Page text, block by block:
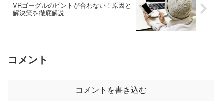
VRゴーグルのピントが合わない！原因と
解決策を徹底解説
コメント
コメントを書き込む